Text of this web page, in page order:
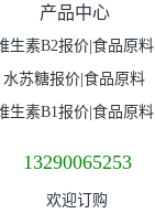
产品中心
生素B2报价|食品原料
水苏糖报价|食品原料
生素B1报价|食品原料
13290065253
欢迎订购